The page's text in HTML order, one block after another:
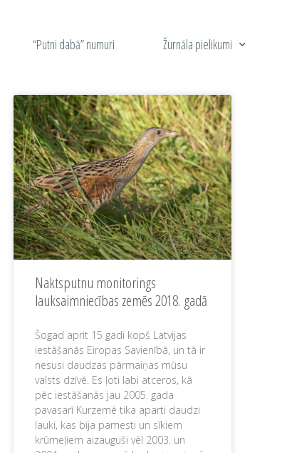
“Putni dabā” numuri Žurnāla pielikumi
Naktsputnu monitorings
lauksaimniecības zemēs 2018. gadā
Šogad aprit 15 gadi kopš Latvijas
iestāšanās Eiropas Savienībā, un tā ir
nesusi daudzas pārmaiņas mūsu
valsts dzīvē. Es ļoti labi atceros, kā
pēc iestāšanās jau 2005. gada
pavasarī Kurzemē tika aparti daudzi
lauki, kas bija pamesti un sīkiem
krūmeļiem aizauguši vēl 2003. un